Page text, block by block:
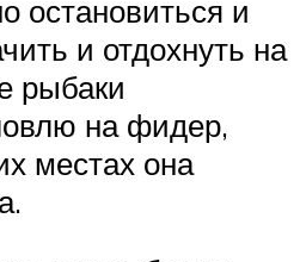
остановиться и
и отдохнуть на
рыбаки
на фидер,
местах она